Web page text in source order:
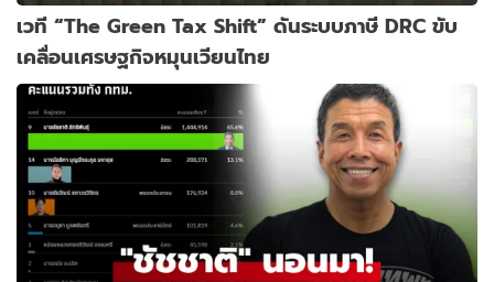
เวที “The Green Tax Shift” ดันระบบภาษี DRC ขับ
เคลื่อนเศรษฐกิจหมุนเวียนไทย